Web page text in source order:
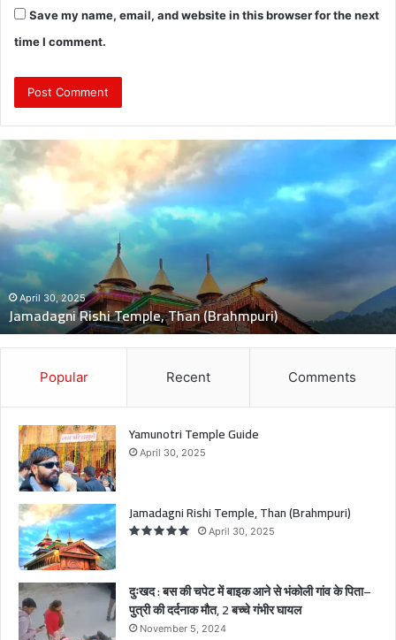
Save my name, email, and website in this browser for the next
time I comment.
ख
ब
की
च
पे
ट
में
बा
इ
आ
ने
से
भं
को
ली
गां
व
के
ता
–
पु
November 5, 2024
दुःखद : बस की चपेट में बाइक आने से भंकोली गांव के पिता–पुत्री की
मौत, 2 बच्चे गंभीर घायल
Popular Recent Comments
Yamunotri Temple Guide
April 30, 2025
Jamadagni Rishi Temple, Than (Brahmpuri)
April 30, 2025
दुःखद : बस की चपेट में बाइक आने से भंकोली गांव के पिता–
पुत्री की दर्दनाक मौत, 2 बच्चे गंभीर घायल
November 5, 2024